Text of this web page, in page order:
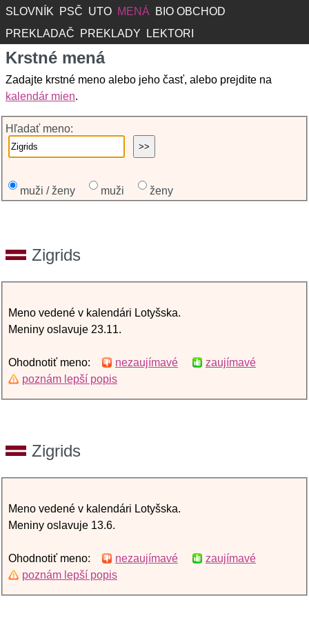
SLOVNÍK PSČ UTO MENÁ
BIO OBCHOD
PREKLADAČ
PREKLADY LEKTORI
Krstné mená
Zadajte krstné meno alebo jeho časť, alebo prejdite na
kalendár mien.
Hľadať meno:
muži / ženy muži ženy
Zigrids
Meno vedené v kalendári Lotyšska.
Meniny oslavuje 23.11.
Ohodnotiť meno: nezaujímavé
zaujímavé
poznám lepší popis
Zigrids
Meno vedené v kalendári Lotyšska.
Meniny oslavuje 13.6.
Ohodnotiť meno: nezaujímavé
zaujímavé
poznám lepší popis